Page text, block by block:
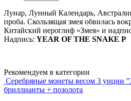
Лунар, Лунный Календарь,
проба. Скользящая змея обвилась
Китайский иероглиф «Змея» и
Надпись: YEAR OF THE SNAKE P
Рекомендуем в категории
Серебряные монеты весом 3 унции
бриллианты + позолота